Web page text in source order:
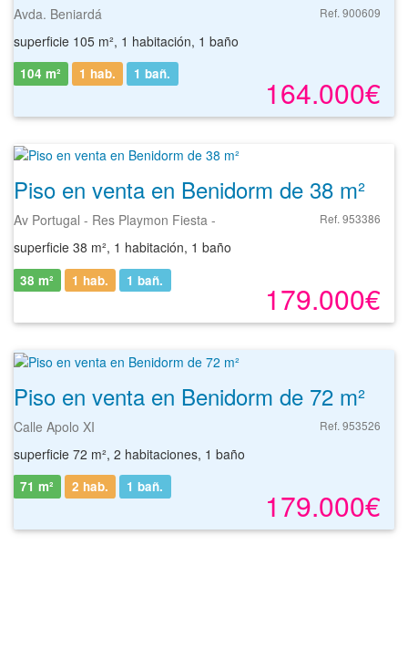
Avda. Beniardá Ref. 900609
superficie 105 m², 1 habitación, 1 baño
164.000€
104 m² 1 hab. 1 bañ.
Piso en venta en Benidorm de 38 m²
Av Portugal - Res Playmon Fiesta - Ref. 953386
superficie 38 m², 1 habitación, 1 baño
179.000€
38 m² 1 hab. 1 bañ.
Piso en venta en Benidorm de 72 m²
Calle Apolo XI Ref. 953526
superficie 72 m², 2 habitaciones, 1 baño
179.000€
71 m² 2 hab. 1 bañ.